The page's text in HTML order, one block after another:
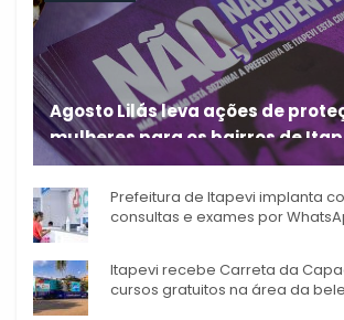
Agosto Lilás leva ações de
mulheres para os bairros de
Durante o mês de agosto,
Prefeitura de Itapevi implanta
consultas e exames por
Itapevi recebe Carreta da
cursos gratuitos na área da